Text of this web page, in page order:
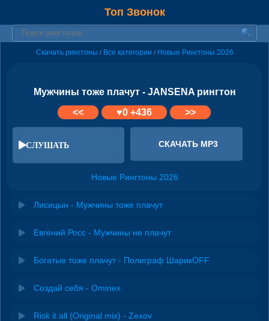
Топ Звонок
Скачать рингтоны / Все категории / Новые Рингтоны 2026
Мужчины тоже плачут - JANSENA рингтон
<<
♥0+436 >>
СЛУШАТЬ СКАЧАТЬ MP3
Новые Рингтоны 2026
Лисицын - Мужчины тоже плачут
Евгений Росс - Мужчины не плачут
Богатые тоже плачут - Полиграф ШарикOFF
Создай себя - Ominex
Risk it all (Original mix) - Zexov